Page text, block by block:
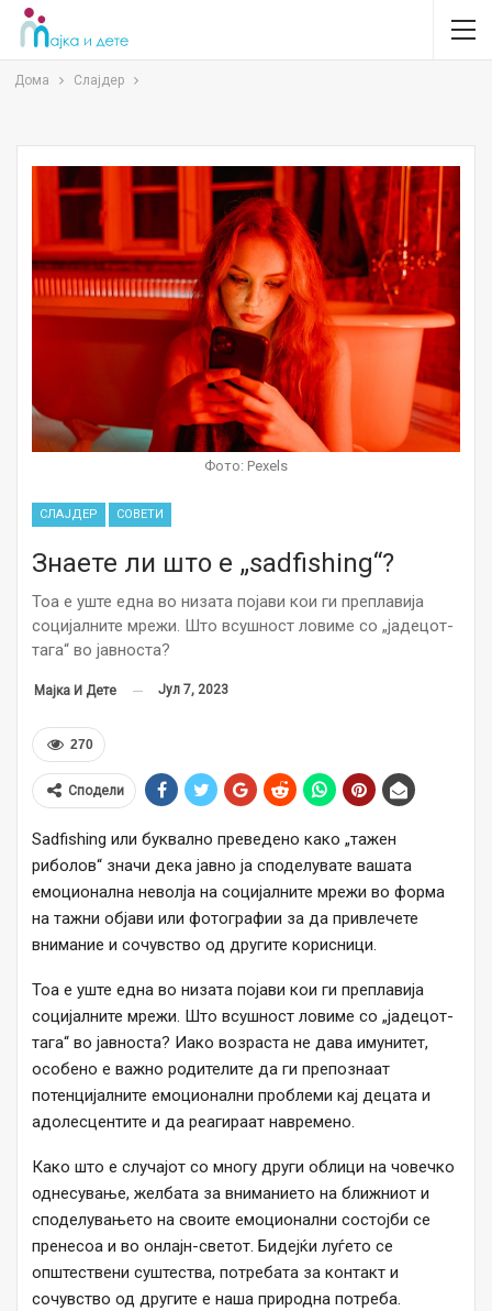
Дома Слајдер
Фото: Pexels
СЛАЈДЕР СОВЕТИ
Знаете ли што е „sadfishing“?
Тоа е уште една во низата појави кои ги преплавија
социјалните мрежи. Што всушност ловиме со „јадецот-
тага“ во јавноста?
Мајка И Дете Јул 7, 2023
270
Сподели
Sadfishing или буквално преведено како „тажен
риболов“ значи дека јавно ја споделувате вашата
емоционална неволја на социјалните мрежи во форма
на тажни објави или фотографии за да привлечете
внимание и сочувство од другите корисници.
Тоа е уште една во низата појави кои ги преплавија
социјалните мрежи. Што всушност ловиме со „јадецот-
тага“ во јавноста? Иако возраста не дава имунитет,
особено е важно родителите да ги препознаат
потенцијалните емоционални проблеми кај децата и
адолесцентите и да реагираат навремено.
Како што е случајот со многу други облици на човечко
однесување, желбата за вниманието на ближниот и
споделувањето на своите емоционални состојби се
пренесоа и во онлајн-светот. Бидејќи луѓето се
општествени суштества, потребата за контакт и
сочувство од другите е наша природна потреба.